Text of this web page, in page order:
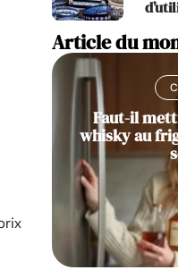
Article du
Faut-il
whisky au